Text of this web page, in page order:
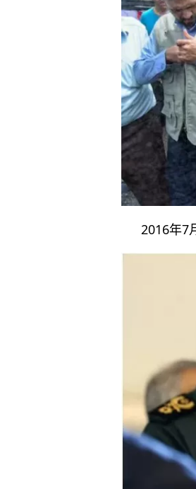
2016年7